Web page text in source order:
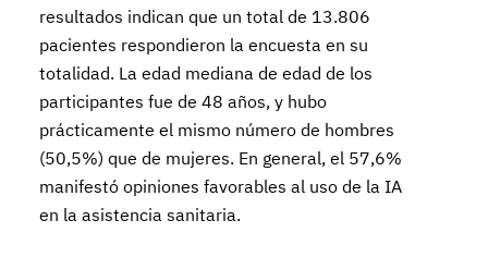
resultados indican que un total de 13.806
pacientes respondieron la encuesta en su
totalidad. La edad mediana de edad de los
participantes fue de 48 años, y hubo
prácticamente el mismo número de hombres
(50,5%) que de mujeres. En general, el 57,6%
manifestó opiniones favorables al uso de la IA
en la asistencia sanitaria.